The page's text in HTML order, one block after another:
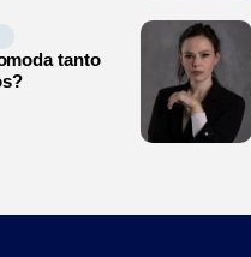
tanto